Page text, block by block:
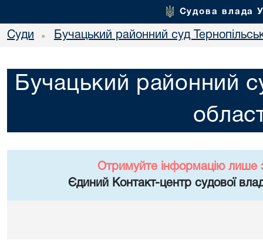
Судова влада
Суди • Бучацький районний суд
Бучацький районний
Отримуйте інформацію лише
Єдиний Контакт-центр судової